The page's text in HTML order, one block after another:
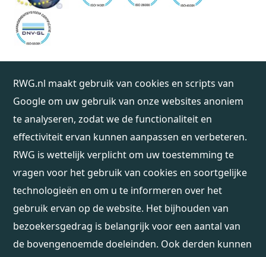
RWG.nl maakt gebruik van cookies en scripts van
Google om uw gebruik van onze websites anoniem
te analyseren, zodat we de functionaliteit en
effectiviteit ervan kunnen aanpassen en verbeteren.
RWG is wettelijk verplicht om uw toestemming te
vragen voor het gebruik van cookies en soortgelijke
technologieën en om u te informeren over het
gebruik ervan op de website. Het bijhouden van
bezoekersgedrag is belangrijk voor een aantal van
de bovengenoemde doeleinden. Ook derden kunnen